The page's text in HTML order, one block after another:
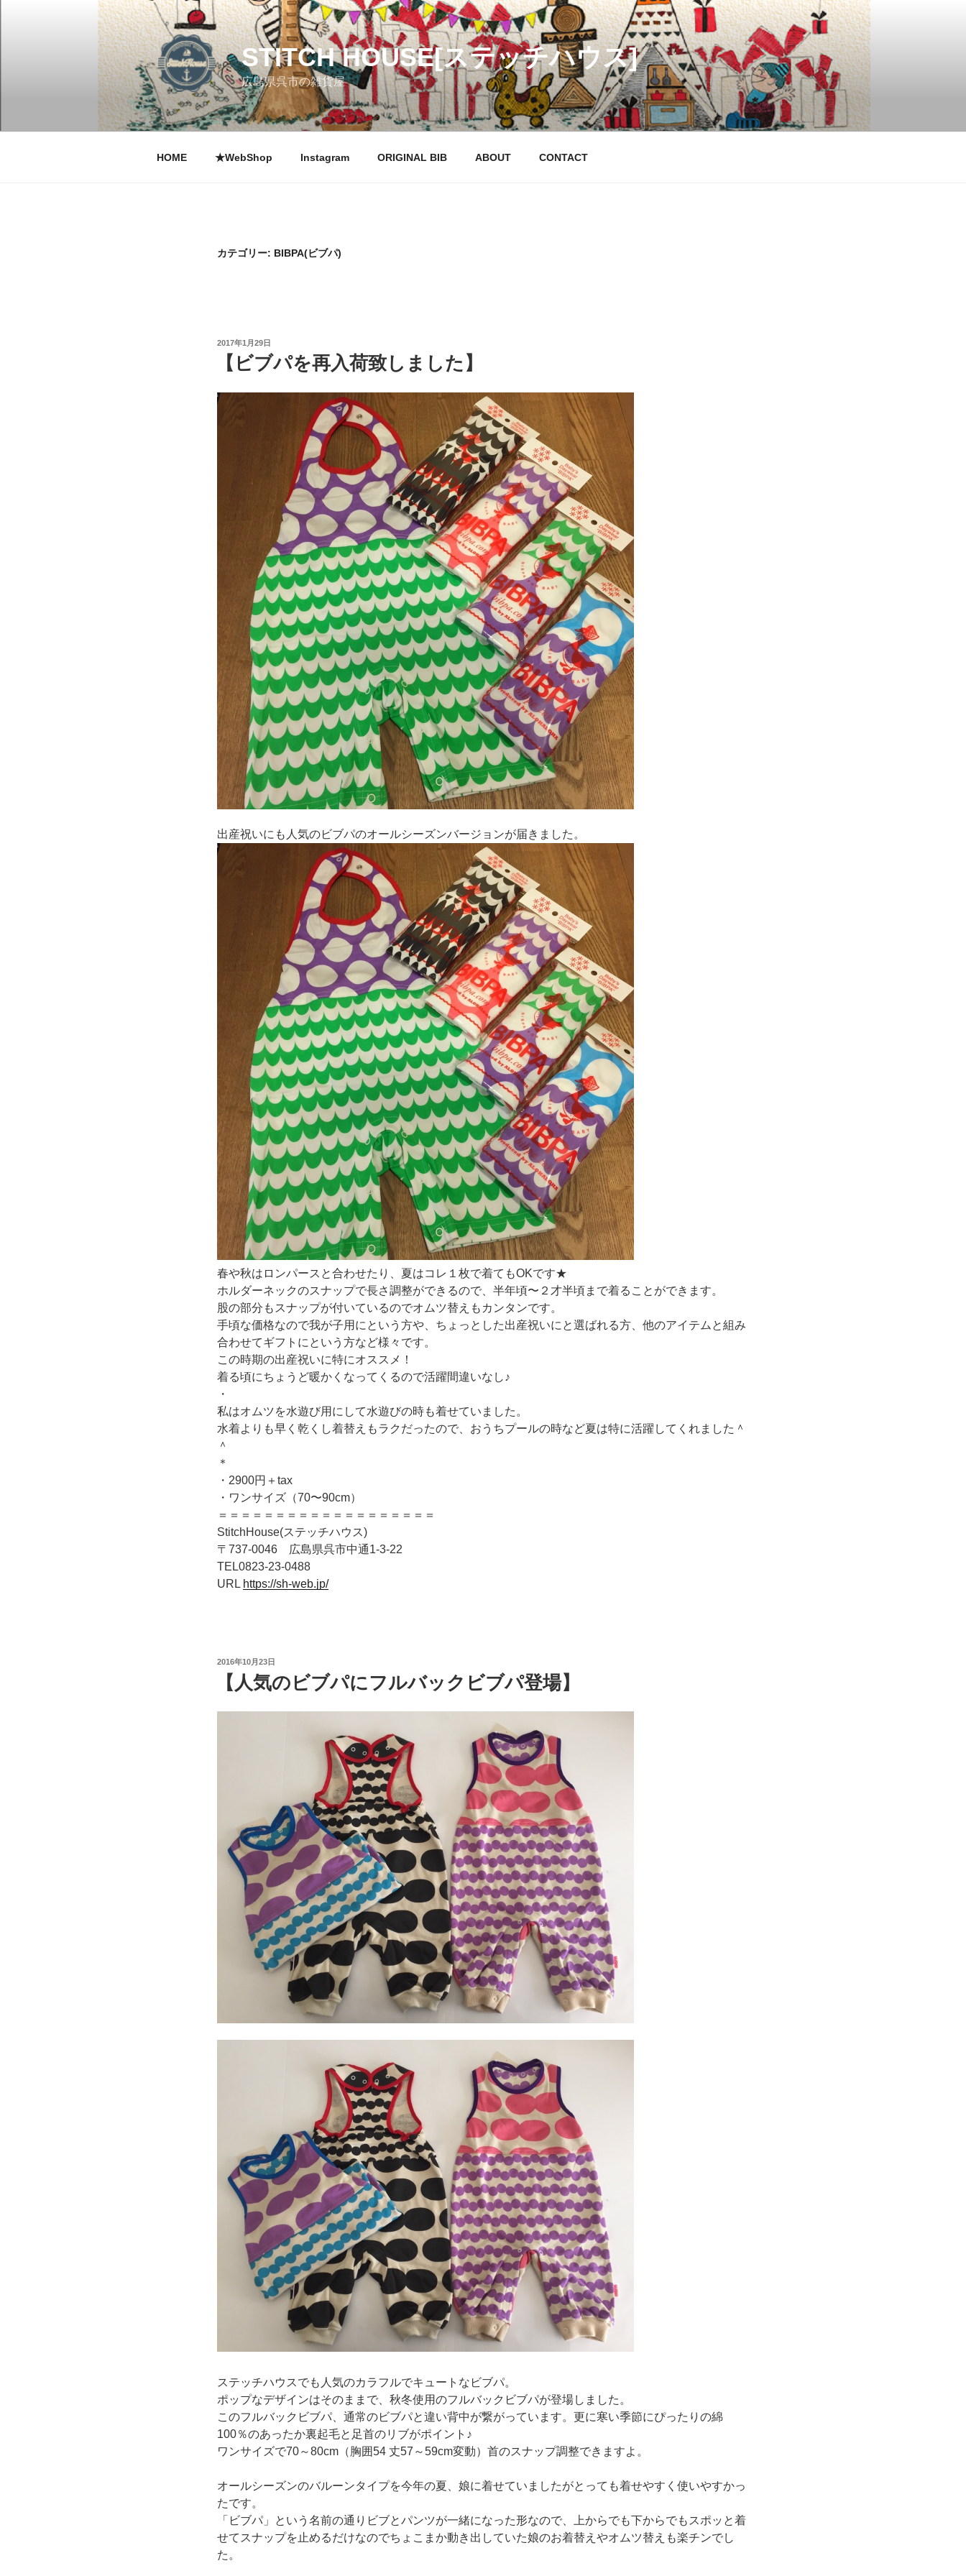
キ
STITCH HOUSE[ステッチハウス]
広島県呉市の雑貨屋
HOME ★WebShop Instagram ORIGINAL BIB ABOUT CONTACT
カテゴリー: BIBPA(ビブパ)
投
2017年1月29日
【ビブパを再入荷致しました】
出産祝いにも人気のビブパのオールシーズンバージョンが届きました。
春や秋はロンパースと合わせたり、夏はコレ１枚で着てもOKです★
ホルダーネックのスナップで長さ調整ができるので、半年頃〜２才半頃まで着ることができます。
股の部分もスナップが付いているのでオムツ替えもカンタンです。
手頃な価格なので我が子用にという方や、ちょっとした出産祝いにと選ばれる方、他のアイテムと組み
合わせてギフトにという方など様々です。
この時期の出産祝いに特にオススメ！
着る頃にちょうど暖かくなってくるので活躍間違いなし♪
・
私はオムツを水遊び用にして水遊びの時も着せていました。
水着よりも早く乾くし着替えもラクだったので、おうちプールの時など夏は特に活躍してくれました＾
＾
＊
・2900円＋tax
・ワンサイズ（70〜90cm）
＝＝＝＝＝＝＝＝＝＝＝＝＝＝＝＝＝＝＝
StitchHouse(ステッチハウス)
〒737-0046 広島県呉市中通1-3-22
TEL0823-23-0488
URL https://sh-web.jp/
投
2016年10月23日
【人気のビブパにフルバックビブパ登場】
ステッチハウスでも人気のカラフルでキュートなビブパ。
ポップなデザインはそのままで、秋冬使用のフルバックビブパが登場しました。
このフルバックビブパ、通常のビブパと違い背中が繋がっています。更に寒い季節にぴったりの綿
100％のあったか裏起毛と足首のリブがポイント♪
ワンサイズで70～80cm（胸囲54 丈57～59cm変動）首のスナップ調整できますよ。
オールシーズンのバルーンタイプを今年の夏、娘に着せていましたがとっても着せやすく使いやすかっ
たです。
「ビブパ」という名前の通りビブとパンツが一緒になった形なので、上からでも下からでもスポッと着
せてスナップを止めるだけなのでちょこまか動き出していた娘のお着替えやオムツ替えも楽チンでし
た。